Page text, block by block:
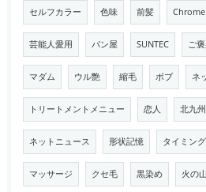
セルフカラー 色味 前髪 Chrome
芸能人愛用 パン屋 SUNTEC ご
マダム ウル艶 縮毛 ボブ ネ
トリートメントメニュー 恋人 北九州
ネットニュース 形状記憶 タイミング
マッサージ クセ毛 黒染め 火の山